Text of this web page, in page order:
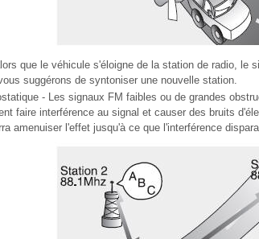
que le véhicule s'éloigne de la station de radio, le
suggérons de syntoniser une nouvelle station.
- Les signaux FM faibles ou de grandes
faire interférence au signal et causer des bruits
amenuiser l'effet jusqu'à ce que l'interférence